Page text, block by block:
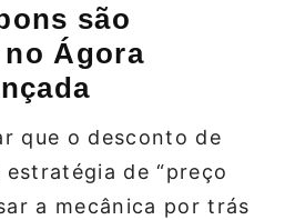
são
Ágora
que o desconto de
estratégia de “preço
a mecânica por trás